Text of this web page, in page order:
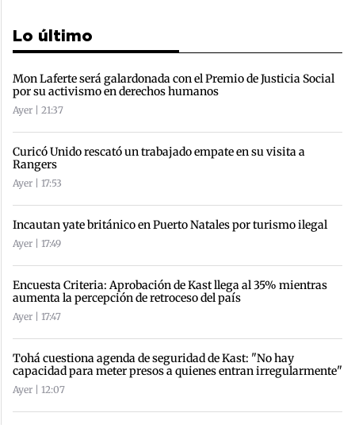
Lo último
Mon Laferte será galardonada con el Premio de Justicia Social
por su activismo en derechos humanos
Ayer | 21:37
Curicó Unido rescató un trabajado empate en su visita a
Rangers
Ayer | 17:53
Incautan yate británico en Puerto Natales por turismo ilegal
Ayer | 17:49
Encuesta Criteria: Aprobación de Kast llega al 35% mientras
aumenta la percepción de retroceso del país
Ayer | 17:47
Tohá cuestiona agenda de seguridad de Kast: "No hay
capacidad para meter presos a quienes entran irregularmente"
Ayer | 12:07